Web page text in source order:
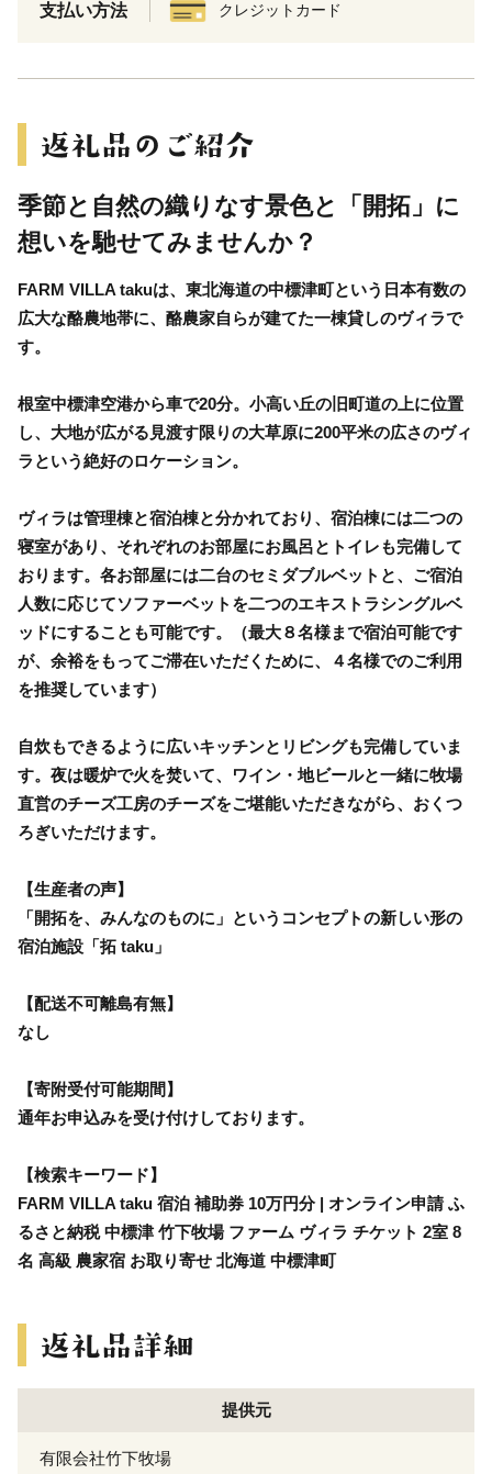
支払い方法 クレジットカード
季節と自然の織りなす景色と「開拓」に
想いを馳せてみませんか？
FARM VILLA takuは、東北海道の中標津町という日本有数の
広大な酪農地帯に、酪農家自らが建てた一棟貸しのヴィラで
す。
根室中標津空港から車で20分。小高い丘の旧町道の上に位置
し、大地が広がる見渡す限りの大草原に200平米の広さのヴィ
ラという絶好のロケーション。
ヴィラは管理棟と宿泊棟と分かれており、宿泊棟には二つの
寝室があり、それぞれのお部屋にお風呂とトイレも完備して
おります。各お部屋には二台のセミダブルベットと、ご宿泊
人数に応じてソファーベットを二つのエキストラシングルベ
ッドにすることも可能です。（最大８名様まで宿泊可能です
が、余裕をもってご滞在いただくために、４名様でのご利用
を推奨しています）
自炊もできるように広いキッチンとリビングも完備していま
す。夜は暖炉で火を焚いて、ワイン・地ビールと一緒に牧場
直営のチーズ工房のチーズをご堪能いただきながら、おくつ
ろぎいただけます。
【生産者の声】
「開拓を、みんなのものに」というコンセプトの新しい形の
宿泊施設「拓 taku」
【配送不可離島有無】
なし
【寄附受付可能期間】
通年お申込みを受け付けしております。
【検索キーワード】
FARM VILLA taku 宿泊 補助券 10万円分 | オンライン申請 ふ
るさと納税 中標津 竹下牧場 ファーム ヴィラ チケット 2室 8
名 高級 農家宿 お取り寄せ 北海道 中標津町
提供元
有限会社竹下牧場